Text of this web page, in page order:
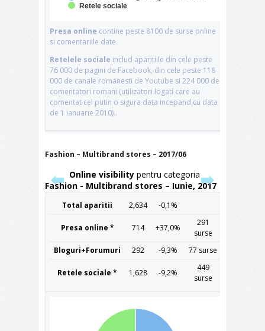
Fashion – Multibrand stores – 2017/06